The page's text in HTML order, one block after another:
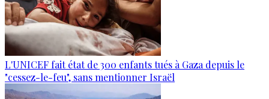
L'UNICEF fait état de 300 enfants tués à Gaza depuis le
"cessez-le-feu", sans mentionner Israël